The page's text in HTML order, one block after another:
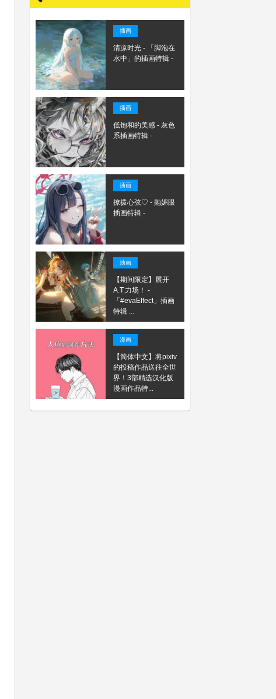
插画
清凉时光 - 「脚泡在
水中」的插画特辑 -
插画
低饱和的美感 - 灰色
系插画特辑 -
插画
撩拨心弦♡ - 抛媚眼
插画特辑 -
插画
【期间限定】展开
A.T.力场！ -
「#evaEffect」插画
特辑 ...
漫画
【简体中文】将pixiv
的投稿作品送往全世
界！3部精选汉化版
漫画作品特...